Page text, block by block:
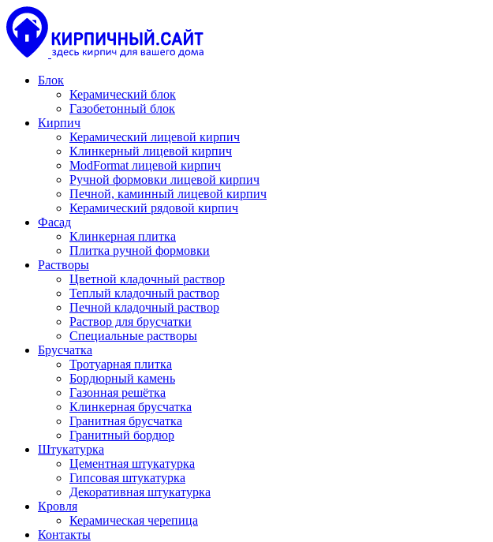
Блок
Керамический блок
Газобетонный блок
Кирпич
Керамический лицевой кирпич
Клинкерный лицевой кирпич
ModFormat лицевой кирпич
Ручной формовки лицевой кирпич
Печной, каминный лицевой кирпич
Керамический рядовой кирпич
Фасад
Клинкерная плитка
Плитка ручной формовки
Растворы
Цветной кладочный раствор
Теплый кладочный раствор
Печной кладочный раствор
Раствор для брусчатки
Специальные растворы
Брусчатка
Тротуарная плитка
Бордюрный камень
Газонная решётка
Клинкерная брусчатка
Гранитная брусчатка
Гранитный бордюр
Штукатурка
Цементная штукатурка
Гипсовая штукатурка
Декоративная штукатурка
Кровля
Керамическая черепица
Контакты